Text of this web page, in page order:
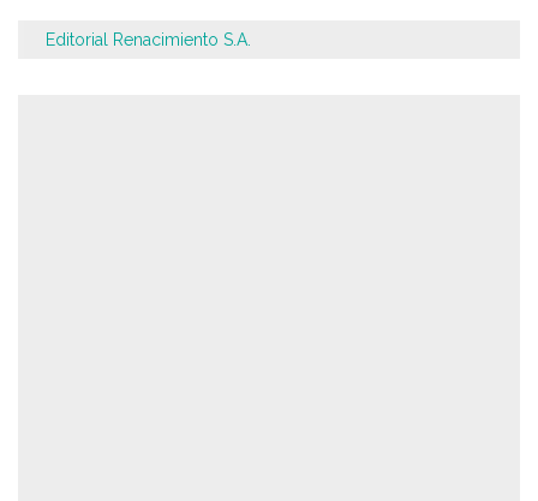
Editorial Renacimiento S.A.